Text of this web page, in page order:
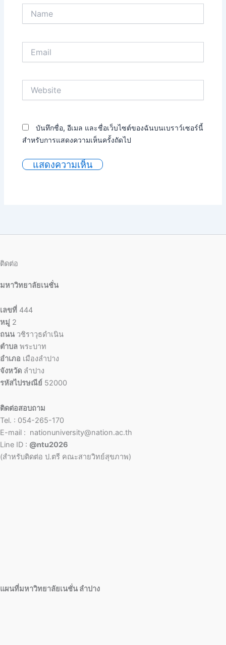
บันทึกชื่อ, อีเมล และชื่อเว็บไซต์ของฉันบนเบราว์เซอร์นี้
สำหรับการแสดงความเห็นครั้งถัดไป
ติดต่อ
มหาวิทยาลัยเนชั่น
เลขที่ 444
หมู่ 2
ถนน วชิราวุธดำเนิน
ตำบล พระบาท
อำเภอ เมืองลำปาง
จังหวัด ลำปาง
รหัสไปรษณีย์ 52000
ติดต่อสอบถาม
Tel. : 054-265-170
E-mail : nationuniversity@nation.ac.th
Line ID : @ntu2026
(สำหรับติดต่อ ป.ตรี คณะสายวิทย์สุขภาพ)
แผนที่มหาวิทยาลัยเนชั่น ลำปาง